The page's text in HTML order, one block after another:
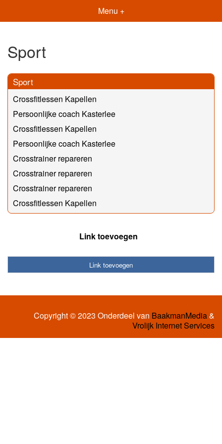
Menu +
Sport
Sport
Crossfitlessen Kapellen
Persoonlijke coach Kasterlee
Crossfitlessen Kapellen
Persoonlijke coach Kasterlee
Crosstrainer repareren
Crosstrainer repareren
Crosstrainer repareren
Crossfitlessen Kapellen
Link toevoegen
Link toevoegen
Copyright © 2023 Onderdeel van BaakmanMedia&
Vrolijk Internet Services